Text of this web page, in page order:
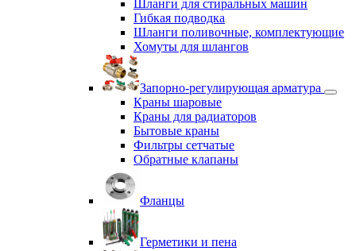
Шланги для стиральных машин
Гибкая подводка
Шланги поливочные, комплектующие
Хомуты для шлангов
Запорно-регулирующая арматура
Краны шаровые
Краны для радиаторов
Бытовые краны
Фильтры сетчатые
Обратные клапаны
Фланцы
Герметики и пена